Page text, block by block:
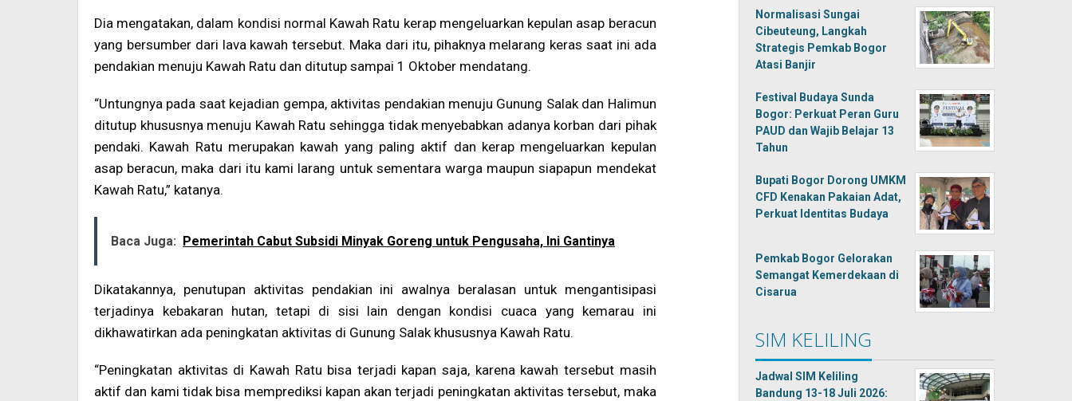
Dia mengatakan, dalam kondisi normal Kawah Ratu kerap mengeluarkan kepulan asap beracun
yang bersumber dari lava kawah tersebut. Maka dari itu, pihaknya melarang keras saat ini ada
pendakian menuju Kawah Ratu dan ditutup sampai 1 Oktober mendatang.
“Untungnya pada saat kejadian gempa, aktivitas pendakian menuju Gunung Salak dan Halimun
ditutup khususnya menuju Kawah Ratu sehingga tidak menyebabkan adanya korban dari pihak
pendaki. Kawah Ratu merupakan kawah yang paling aktif dan kerap mengeluarkan kepulan
asap beracun, maka dari itu kami larang untuk sementara warga maupun siapapun mendekat
Kawah Ratu,” katanya.
Baca Juga: Pemerintah Cabut Subsidi Minyak Goreng untuk Pengusaha, Ini Gantinya
Dikatakannya, penutupan aktivitas pendakian ini awalnya beralasan untuk mengantisipasi
terjadinya kebakaran hutan, tetapi di sisi lain dengan kondisi cuaca yang kemarau ini
dikhawatirkan ada peningkatan aktivitas di Gunung Salak khususnya Kawah Ratu.
“Peningkatan aktivitas di Kawah Ratu bisa terjadi kapan saja, karena kawah tersebut masih
aktif dan kami tidak bisa memprediksi kapan akan terjadi peningkatan aktivitas tersebut, maka
Normalisasi Sungai
Cibeuteung, Langkah
Strategis Pemkab Bogor
Atasi Banjir
Festival Budaya Sunda
Bogor: Perkuat Peran Guru
PAUD dan Wajib Belajar 13
Tahun
Bupati Bogor Dorong UMKM
CFD Kenakan Pakaian Adat,
Perkuat Identitas Budaya
Pemkab Bogor Gelorakan
Semangat Kemerdekaan di
Cisarua
SIM KELILING
Jadwal SIM Keliling
Bandung 13-18 Juli 2026: